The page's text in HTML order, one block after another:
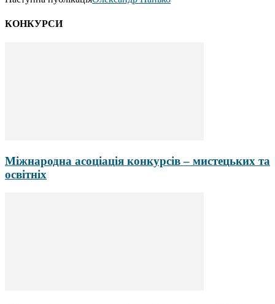
КОНКУРСИ
Міжнародна асоціація конкурсів – мистецьких та
освітніх